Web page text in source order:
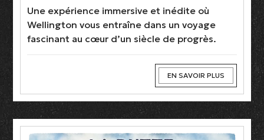
Une expérience immersive et inédite où
Wellington vous entraîne dans un voyage
fascinant au cœur d’un siècle de progrès.
EN SAVOIR PLUS